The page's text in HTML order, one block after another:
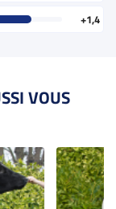
+1,4
VOUS